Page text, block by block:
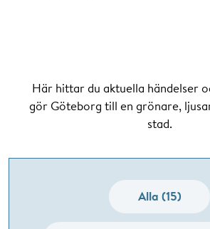
Här hittar du aktuella händelser
gör Göteborg till en grönare,
stad.
Alla (15)